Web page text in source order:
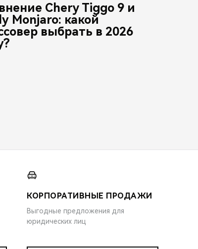
Chery Tiggo 9 и
Monjaro: какой
выбрать в 2026
КОРПОРАТИВНЫЕ ПРОДАЖИ
Выгодные предложения для
юридических лиц